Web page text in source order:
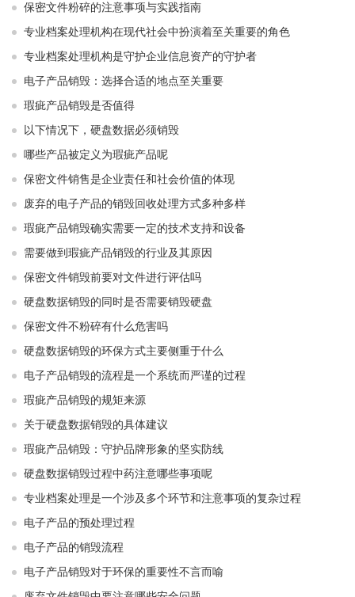
保密文件粉碎的注意事项与实践指南
专业档案处理机构在现代社会中扮演着至关重要的角色
专业档案处理机构是守护企业信息资产的守护者
电子产品销毁：选择合适的地点至关重要
瑕疵产品销毁是否值得
以下情况下，硬盘数据必须销毁
哪些产品被定义为瑕疵产品呢
保密文件销售是企业责任和社会价值的体现
废弃的电子产品的销毁回收处理方式多种多样
瑕疵产品销毁确实需要一定的技术支持和设备
需要做到瑕疵产品销毁的行业及其原因
保密文件销毁前要对文件进行评估吗
硬盘数据销毁的同时是否需要销毁硬盘
保密文件不粉碎有什么危害吗
硬盘数据销毁的环保方式主要侧重于什么
电子产品销毁的流程是一个系统而严谨的过程
瑕疵产品销毁的规矩来源
关于硬盘数据销毁的具体建议
瑕疵产品销毁：守护品牌形象的坚实防线
硬盘数据销毁过程中药注意哪些事项呢
专业档案处理是一个涉及多个环节和注意事项的复杂过程
电子产品的预处理过程
电子产品的销毁流程
电子产品销毁对于环保的重要性不言而喻